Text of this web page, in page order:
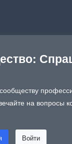
на вопросы
Войти